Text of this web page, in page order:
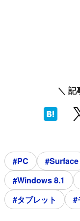
＼ 記
#PC #Surface
#Windows 8.1
#タブレット
#